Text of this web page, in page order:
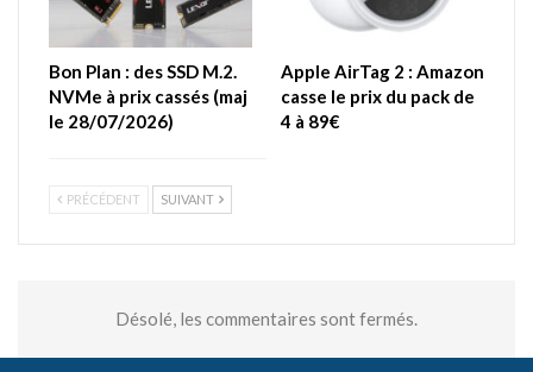
Bon Plan : des SSD M.2.
NVMe à prix cassés (maj
le 28/07/2026)
Apple AirTag 2 : Amazon
casse le prix du pack de
4 à 89€
PRÉCÉDENT SUIVANT
Désolé, les commentaires sont fermés.